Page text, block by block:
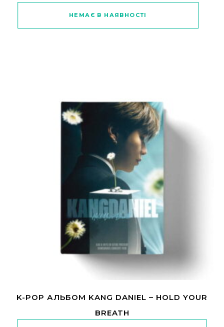
НЕМАЄ В НАЯВНОСТІ
K-POP АЛЬБОМ KANG DANIEL – HOLD YOUR
BREATH